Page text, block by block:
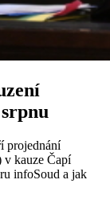
projednání
v kauze Čapí
infoSoud a jak